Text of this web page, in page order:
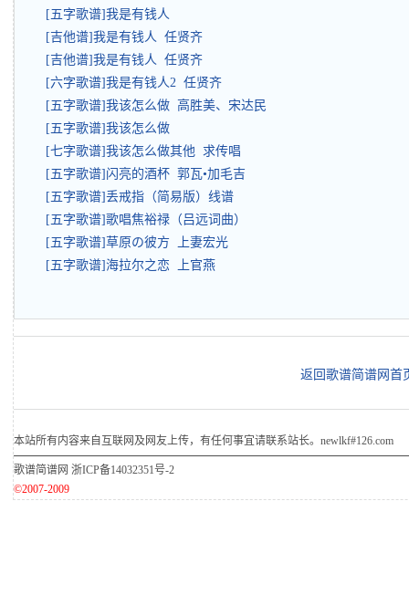
[五字歌谱]我是有钱人
[吉他谱]我是有钱人 任贤齐
[吉他谱]我是有钱人 任贤齐
[六字歌谱]我是有钱人2 任贤齐
[五字歌谱]我该怎么做 高胜美、宋达民
[五字歌谱]我该怎么做
[七字歌谱]我该怎么做其他 求传唱
[五字歌谱]闪亮的酒杯 郭瓦•加毛吉
[五字歌谱]丢戒指（简易版）线谱
[五字歌谱]歌唱焦裕禄（吕远词曲）
[五字歌谱]草原の彼方 上妻宏光
[五字歌谱]海拉尔之恋 上官燕
返回歌谱简谱网首
本站所有内容来自互联网及网友上传，有任何事宜请联系站长。newlkf#126.com
歌谱简谱网 浙ICP备14032351号-2
©2007-2009